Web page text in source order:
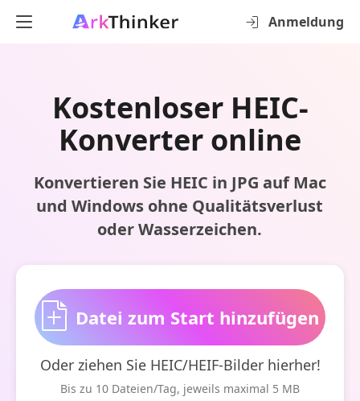
Anmeldung
Kostenloser HEIC-
Konverter online
Konvertieren Sie HEIC in JPG auf Mac
und Windows ohne Qualitätsverlust
oder Wasserzeichen.
Datei zum Start hinzufügen
Oder ziehen Sie HEIC/HEIF-Bilder hierher!
Bis zu 10 Dateien/Tag, jeweils maximal 5 MB